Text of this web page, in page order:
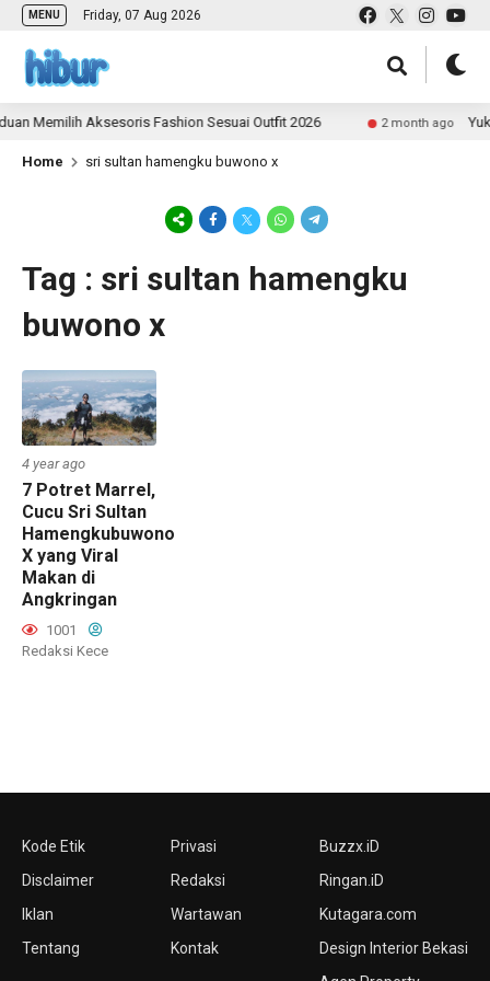
MENU Friday, 07 Aug 2026
Memilih Aksesoris Fashion Sesuai Outfit 2026 2 month ago
Home sri sultan hamengku buwono x
Tag : sri sultan hamengku
buwono x
4 year ago
7 Potret Marrel,
Cucu Sri Sultan
Hamengkubuwono
X yang Viral
Makan di
Angkringan
1001
Redaksi Kece
Kode Etik
Disclaimer
Iklan
Tentang
Privasi
Redaksi
Wartawan
Kontak
Buzzx.iD
Ringan.iD
Kutagara.com
Design Interior Bekasi